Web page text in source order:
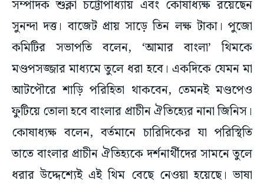
সম্পাদক শুক্লা চট্টোপাধ্যায় এবং কোষাধ্যক্ষ রয়েছেন
সুনন্দা দত্ত। বাজেট প্রায় সাড়ে তিন লক্ষ টাকা। পুজো
কমিটির সভাপতি বলেন, ‘আমার বাংলা’ থিমকে
মণ্ডপসজ্জার মাধ্যমে তুলে ধরা হবে। একদিকে যেমন মা
আটপৌরে শাড়ি পরিহিতা থাকবেন, তেমনই মণ্ডপেও
ফুটিয়ে তোলা হবে বাংলার প্রাচীন ঐতিহ্যের নানা জিনিস।
কোষাধ্যক্ষ বলেন, বর্তমানে চারিদিকের যা পরিস্থিতি
তাতে বাংলার প্রাচীন ঐতিহ্যকে দর্শনার্থীদের সামনে তুলে
ধরার উদ্দেশ্যেই এই থিম বেছে নেওয়া হয়েছে। ভাষা